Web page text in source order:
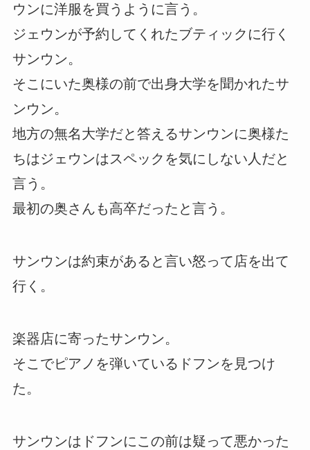
ウンに洋服を買うように言う。
ジェウンが予約してくれたブティックに行く
サンウン。
そこにいた奥様の前で出身大学を聞かれたサ
ンウン。
地方の無名大学だと答えるサンウンに奥様た
ちはジェウンはスペックを気にしない人だと
言う。
最初の奥さんも高卒だったと言う。
サンウンは約束があると言い怒って店を出て
行く。
楽器店に寄ったサンウン。
そこでピアノを弾いているドフンを見つけ
た。
サンウンはドフンにこの前は疑って悪かった